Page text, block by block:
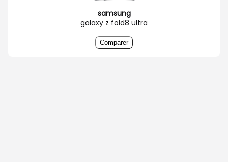
samsung
galaxy z fold8 ultra
Comparer